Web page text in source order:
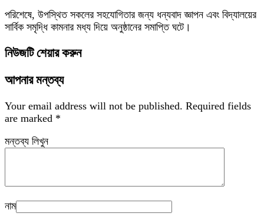
পরিশেষে, উপস্থিত সকলের সহযোগিতার জন্য ধন্যবাদ জ্ঞাপন এবং বিদ্যালয়ের
সার্বিক সমৃদ্ধি কামনার মধ্য দিয়ে অনুষ্ঠানের সমাপ্তি ঘটে।
নিউজটি শেয়ার করুন
আপনার মন্তব্য
Your email address will not be published. Required fields
are marked *
মন্তব্য লিখুন
নাম